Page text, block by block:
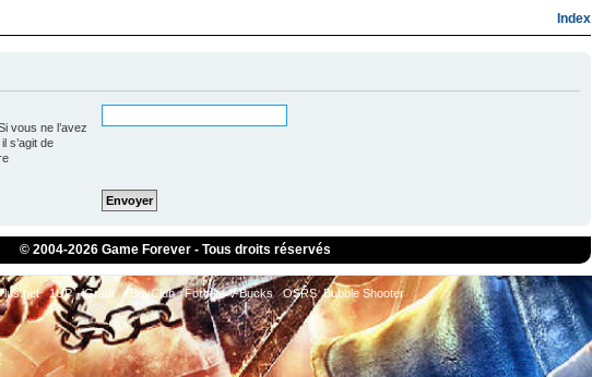
Index
vous ne l’avez
s’agit de
© 2004-2026 Game Forever - Tous droits réservés
1UP iGraal eBuyClub Fortnite V-Bucks OSRS Bubble Shooter